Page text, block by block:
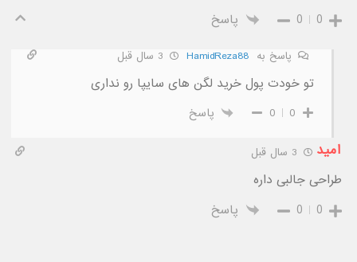
0
0 پاسخ
پاسخ بهHamidReza88 3 سال قبل
تو خودت پول خرید لگن های سایپا رو نداری
0
0 پاسخ
امید
طراحی جالبی داره
0
0 پاسخ